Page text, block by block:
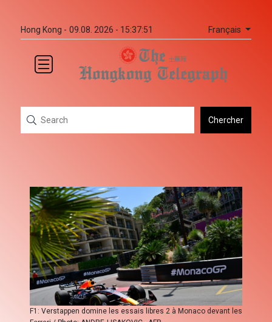
Hong Kong - 09.08. 2026 - 15:37:51 Français
Chercher
F1: Verstappen domine les essais libres 2 à Monaco devant les